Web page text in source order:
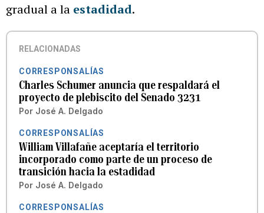
gradual a la estadidad.
RELACIONADAS
CORRESPONSALÍAS
Charles Schumer anuncia que respaldará el
proyecto de plebiscito del Senado 3231
Por José A. Delgado
CORRESPONSALÍAS
William Villafañe aceptaría el territorio
incorporado como parte de un proceso de
transición hacia la estadidad
Por José A. Delgado
CORRESPONSALÍAS